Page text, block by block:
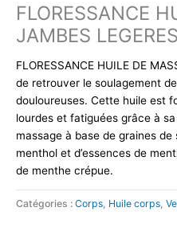
FLORESSANCE
JAMBES
FLORESSANCE HUILE DE
de retrouver le soulagement
douloureuses. Cette huile est
lourdes et fatiguées grâce à
massage à base de graines
menthol et d’essences de
de menthe crépue.
Catégories : Corps, Huile corps,